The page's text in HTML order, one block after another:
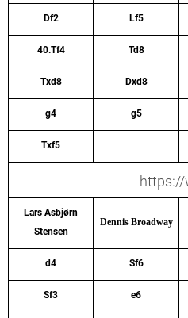
Df2 Lf5
40.Tf4 Td8
Txd8 Dxd8
g4 g5
Txf5
https://
Lars Asbjørn
Stensen
Dennis Broadway
d4 Sf6
Sf3 e6